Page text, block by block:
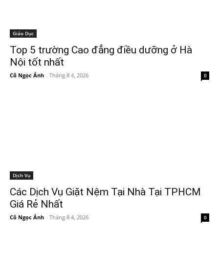
Giáo Dục
Top 5 trường Cao đẳng điều dưỡng ở Hà
Nội tốt nhất
Cô Ngọc Ánh - Tháng 8 4, 2026 0
Dịch Vụ
Các Dịch Vụ Giặt Nệm Tại Nhà Tại TPHCM
Giá Rẻ Nhất
Cô Ngọc Ánh - Tháng 8 4, 2026 0